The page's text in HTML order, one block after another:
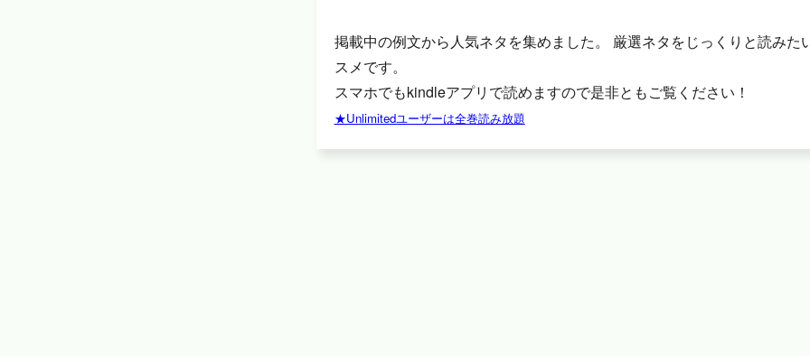
掲載中の例文から人気ネタを集めました。 厳選ネタをじっくりと読みた
スメです。
スマホでもkindleアプリで読めますので是非ともご覧ください！
★Unlimitedユーザーは全巻読み放題